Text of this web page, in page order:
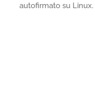
autofirmato su Linux.